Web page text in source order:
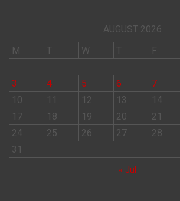
AUGUST 2026
M
T W T F
3
4 5 6 7
10
11 12 13 14
17
18 19 20 21
24
25 26 27 28
31
« Jul